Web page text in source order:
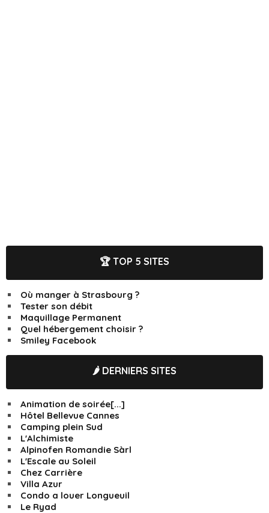
🏆 TOP 5 SITES
Où manger à Strasbourg ?
Tester son débit
Maquillage Permanent
Quel hébergement choisir ?
Smiley Facebook
🌶️ DERNIERS SITES
Animation de soirée[...]
Hôtel Bellevue Cannes
Camping plein Sud
L'Alchimiste
Alpinofen Romandie Sàrl
L'Escale au Soleil
Chez Carrière
Villa Azur
Condo a louer Longueuil
Le Ryad